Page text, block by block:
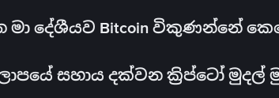
මා දේශීයව Bitcoin විකුණන්නේ
සහාය දක්වන ක්‍රිප්ටෝ මුදල්